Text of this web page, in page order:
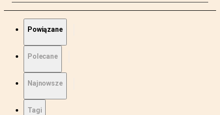
Powiązane
Polecane
Najnowsze
Tagi